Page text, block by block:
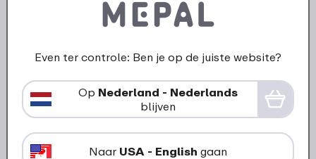
Starterset babyflessen Mepal
Mio 4-delig - Sunshine &
3-
›
Even ter controle: Ben je op de juiste website?
Op Nederland - Nederlands
blijven
Naar USA - English gaan